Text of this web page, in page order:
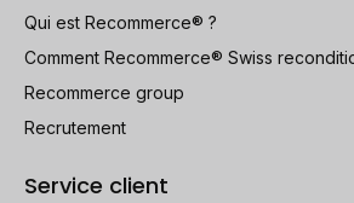
Qui est Recommerce® ?
Comment Recommerce® Swiss
Recommerce group
Recrutement
Service client